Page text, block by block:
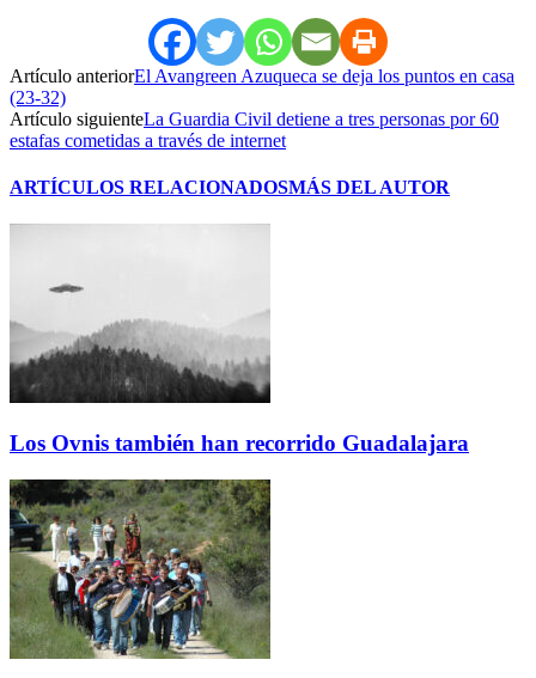
Artículo anteriorEl Avangreen Azuqueca se deja los puntos en casa
(23-32)
Artículo siguienteLa Guardia Civil detiene a tres personas por 60
estafas cometidas a través de internet
ARTÍCULOS RELACIONADOSMÁS DEL AUTOR
Los Ovnis también han recorrido Guadalajara